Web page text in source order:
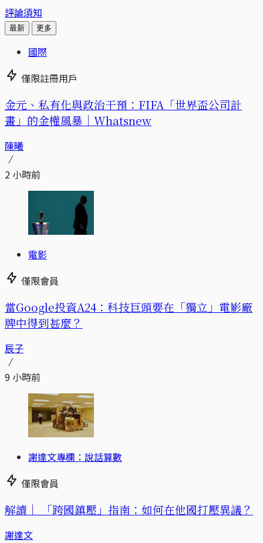
評論須知
最新 更多
國際
僅限註冊用戶
金元、私有化與政治干預：FIFA「世界盃公司計
畫」的金權風暴｜Whatsnew
陳曦
2 小時前
電影
僅限會員
當Google投資A24：科技巨頭要在「獨立」電影廠
牌中得到甚麼？
辰子
9 小時前
謝達文專欄：說話算數
僅限會員
解讀｜ 「跨國鎮壓」指南：如何在他國打壓異議？
謝達文